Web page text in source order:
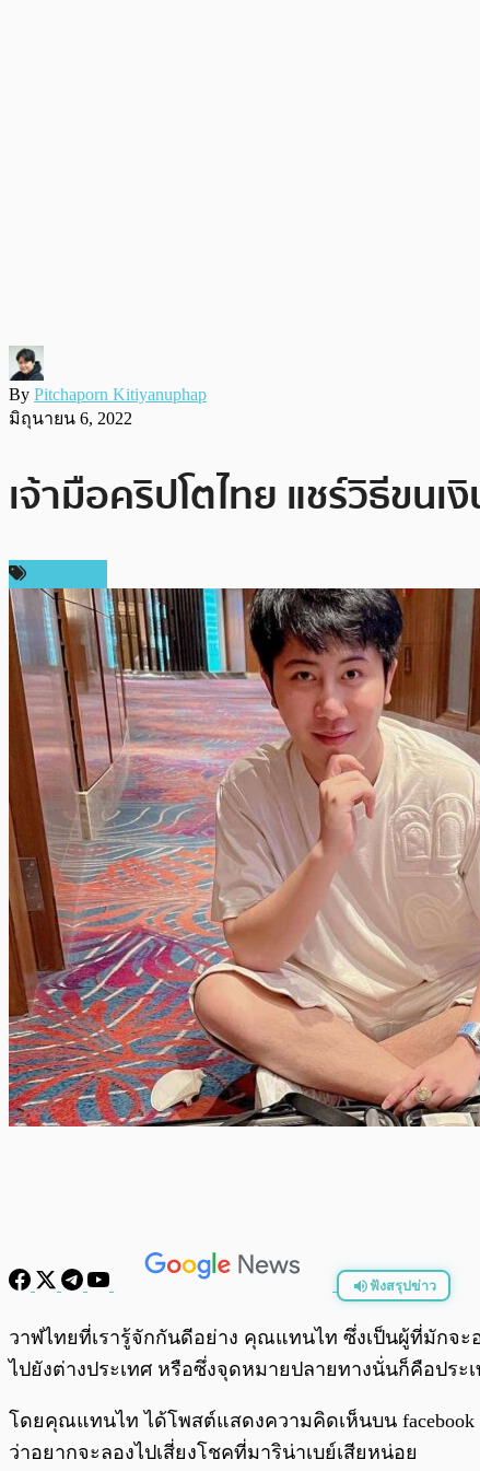
By Pitchaporn Kitiyanuphap
มิถุนายน 6, 2022
เจ้ามือคริปโตไทย แชร์วิธีขน
ฟังสรุปข่าว
พร้อมเล่น
วาฬไทยที่เรารู้จักกันดีอย่าง คุณแทนไท ซึ่งเป็นผู้ที่มักจ
ไปยังต่างประเทศ หรือซึ่งจุดหมายปลายทางนั่นก็คือประ
โดยคุณแทนไท ได้โพสต์แสดงความคิดเห็นบน facebook
ว่าอยากจะลองไปเสี่ยงโชคที่มาริน่าเบย์เสียหน่อย